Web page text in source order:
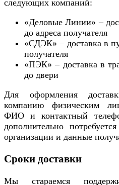
следующих компаний:
«Деловые Линии» –
до адреса получателя
«СДЭК» – доставка в
получателя
«ПЭК» – доставка в
до двери
Для оформления
компанию физическим
ФИО и контактный
дополнительно
организации и данные
Сроки доставки
Мы стараемся